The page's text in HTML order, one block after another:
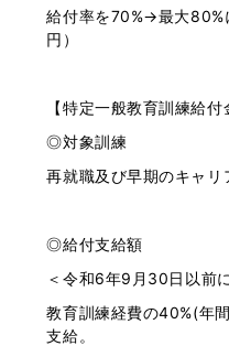
給付率を70%→最大80%
円）
【特定一般教育訓練給付
◎対象訓練
再就職及び早期のキャ
◎給付支給額
＜令和6年9月30日以前
教育訓練経費の40%(年
支給。